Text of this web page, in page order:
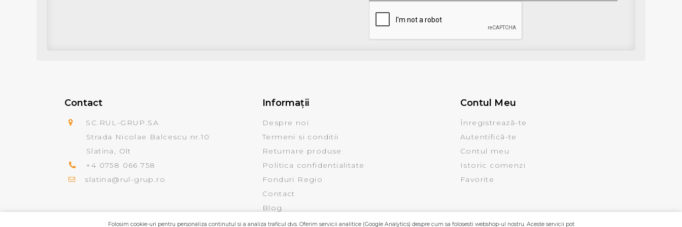
Contact
SC.RUL-GRUP.SA
Strada Nicolae Balcescu nr.10
Slatina, Olt
+4 0758 066 758
slatina@rul-grup.ro
Informaţii
Despre noi
Termeni si conditii
Returnare produse
Politica confidentialitate
Fonduri Regio
Contact
Blog
Contul Meu
Înregistrează-te
Autentifică-te
Contul meu
Istoric comenzi
Favorite
Folosim cookie-uri pentru personaliza continutul si a analiza traficul dvs. Oferim servicii analitice (Google Analytics) despre cum sa folosesti webshop-ul nostru. Aceste servicii pot